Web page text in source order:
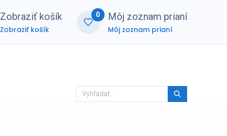
Zobraziť košík
Zobraziť košík
0 Môj zoznam prianí
Môj zoznam prianí